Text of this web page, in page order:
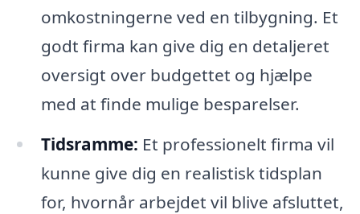
omkostningerne ved en tilbygning. Et
godt firma kan give dig en detaljeret
oversigt over budgettet og hjælpe
med at finde mulige besparelser.
Tidsramme: Et professionelt firma vil
kunne give dig en realistisk tidsplan
for, hvornår arbejdet vil blive afsluttet,